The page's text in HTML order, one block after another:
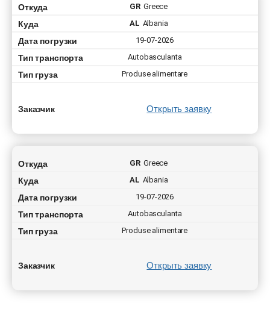
Откуда GR Greece
Куда AL Albania
Дата погрузки 19-07-2026
Тип транспорта Autobasculanta
Тип груза Produse alimentare
Заказчик Открыть заявку
Откуда GR Greece
Куда AL Albania
Дата погрузки 19-07-2026
Тип транспорта Autobasculanta
Тип груза Produse alimentare
Заказчик Открыть заявку